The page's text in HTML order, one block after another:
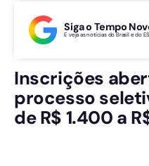
Siga o Tempo
E veja as notícias do Brasil e do
Inscrições
processo
de R$ 1.400 a